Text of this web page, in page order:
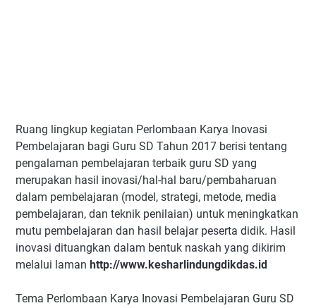
Ruang lingkup kegiatan Perlombaan Karya Inovasi
Pembelajaran bagi Guru SD Tahun 2017 berisi tentang
pengalaman pembelajaran terbaik guru SD yang
merupakan hasil inovasi/hal-hal baru/pembaharuan
dalam pembelajaran (model, strategi, metode, media
pembelajaran, dan teknik penilaian) untuk meningkatkan
mutu pembelajaran dan hasil belajar peserta didik. Hasil
inovasi dituangkan dalam bentuk naskah yang dikirim
melalui laman http://www.kesharlindungdikdas.id
Tema Perlombaan Karya Inovasi Pembelajaran Guru SD